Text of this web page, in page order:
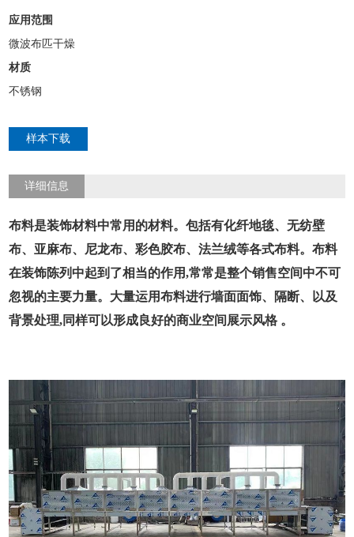
应用范围
微波布匹干燥
材质
不锈钢
样本下载
详细信息
布料是装饰材料中常用的材料。包括有化纤地毯、无纺壁
布、亚麻布、尼龙布、彩色胶布、法兰绒等各式布料。布料
在装饰陈列中起到了相当的作用,常常是整个销售空间中不可
忽视的主要力量。大量运用布料进行墙面面饰、隔断、以及
背景处理,同样可以形成良好的商业空间展示风格 。